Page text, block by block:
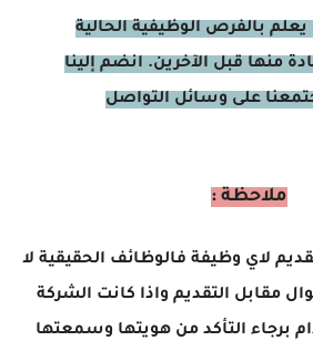
بالفرص الوظيفية الحالية
منها قبل الآخرين. انضم إلينا
على وسائل التواصل
ملاحظة :
لاي وظيفة فالوظائف الحقيقية لا
مقابل التقديم واذا كانت الشركة
برجاء التأكد من هويتها وسمعتها